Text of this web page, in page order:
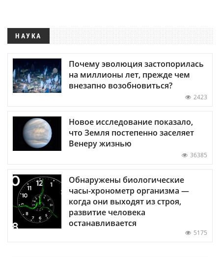
НАУКА
Почему эволюция застопорилась
на миллионы лет, прежде чем
внезапно возобновиться?
2423
Новое исследование показало,
что Земля постепенно заселяет
Венеру жизнью
36385
Обнаружены биологические
часы-хронометр организма —
когда они выходят из строя,
развитие человека
останавливается
5175